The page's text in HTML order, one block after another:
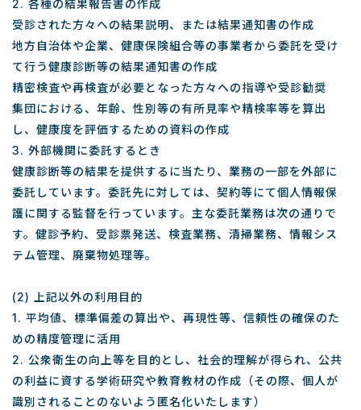
2. 各種の結果報告書の作成
受診された方々への結果説明、または結果通知書の作成
地方自治体や企業、健康保険組合等の事業者から委託を受け
て行う健康診断等の結果通知書の作成
精密検査や再検査が必要となった方々への指導や受診勧奨
集団における、年齢、性別等の有所見率や精検率等を算出
し、健康度を評価するための資料の作成
3. 外部機関に委託するとき
健康診断等の結果を提供するに当たり、業務の一部を外部に
委託しています。委託先に対しては、契約等にて個人情報保
護に関する監督を行っています。主な委託業務は次の通りで
す。健診予約、受診票発送、検査業務、清掃業務、情報シス
テム管理、廃棄物処理等。
(2) 上記以外の利用目的
1. 平均値、標準偏差の算出や、再現性等、信頼性の確保のた
めの精度管理に活用
2. 公衆衛生の向上等を目的とし、社会的理解が得られ、公共
の利益に資する学術研究や教育教材の作成（その際、個人が
識別されることのないよう匿名化いたします）